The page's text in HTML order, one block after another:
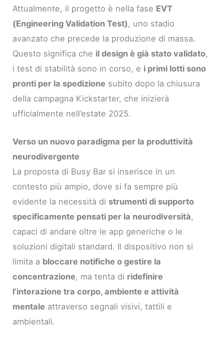
Attualmente, il progetto è nella fase EVT
(Engineering Validation Test), uno stadio
avanzato che precede la produzione di massa.
Questo significa che il design è già stato validato,
i test di stabilità sono in corso, e i primi lotti sono
pronti per la spedizione subito dopo la chiusura
della campagna Kickstarter, che inizierà
ufficialmente nell’estate 2025.
Verso un nuovo paradigma per la produttività
neurodivergente
La proposta di Busy Bar si inserisce in un
contesto più ampio, dove si fa sempre più
evidente la necessità di strumenti di supporto
specificamente pensati per la neurodiversità,
capaci di andare oltre le app generiche o le
soluzioni digitali standard. Il dispositivo non si
limita a bloccare notifiche o gestire la
concentrazione, ma tenta di ridefinire
l’interazione tra corpo, ambiente e attività
mentale attraverso segnali visivi, tattili e
ambientali.